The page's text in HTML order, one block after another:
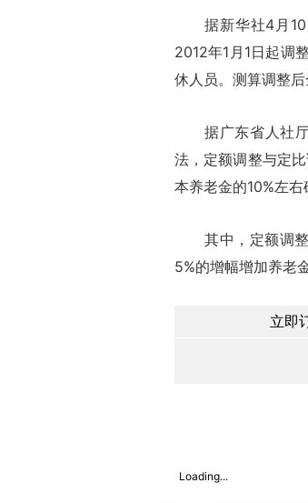
据新华社4月10
2012年1月1日起调
休人员。测算调整
据广东省人社厅
法，定额调整与定
本养老金的10%左右
其中，定额调整
5%的增幅增加养老
立即
Loading...